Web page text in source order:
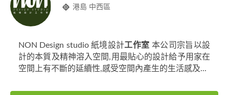
港島 中西區
NON Design studio 紙境設計工作室 本公司宗旨以設
計的本質及精神溶入空間,用最貼心的設計給予用家在
空間上有不斷的延續性,感受空間內產生的生活感及...